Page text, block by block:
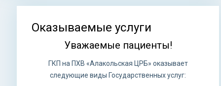
Вы здесь
Оказываемые услуги
Уважаемые пациенты!
ГКП на ПХВ «Алакольская ЦРБ» оказывает
следующие виды Государственных услуг: